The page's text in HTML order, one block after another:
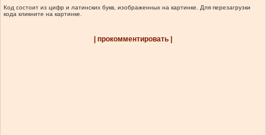
Код состоит из цифр и латинских букв, изображенных на картинке. Для перезагрузки
кода кликните на картинке.
| прокомментировать |